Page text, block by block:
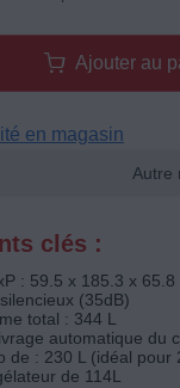
Ajouter au
en magasin
Autre
clés :
: 59.5 x 185.3 x 65.8
(35dB)
total : 344 L
automatique du
de : 230 L (idéal pour
de 114L